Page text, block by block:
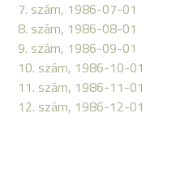
7. szám, 1986-07-01
8. szám, 1986-08-01
9. szám, 1986-09-01
10. szám, 1986-10-01
11. szám, 1986-11-01
12. szám, 1986-12-01